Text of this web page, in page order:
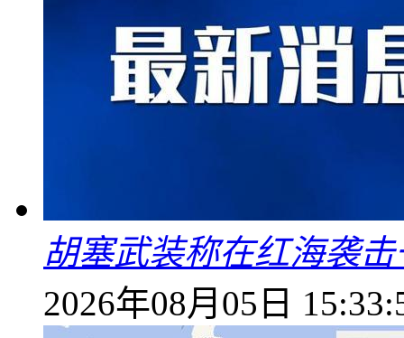
胡塞武装称在红海袭
2026年08月05日